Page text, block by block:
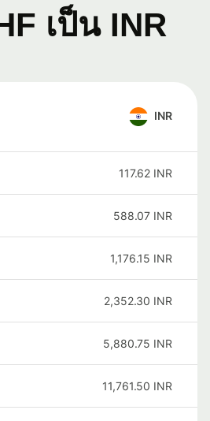
เป็น INR
INR
117.62 INR
588.07 INR
1,176.15 INR
2,352.30 INR
5,880.75 INR
11,761.50 INR